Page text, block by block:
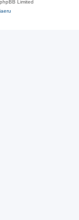
Limited